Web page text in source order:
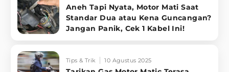
Aneh Tapi Nyata, Motor Mati Saat
Standar Dua atau Kena Guncangan?
Jangan Panik, Cek 1 Kabel Ini!
Tips & Trik 10 Agustus 2025